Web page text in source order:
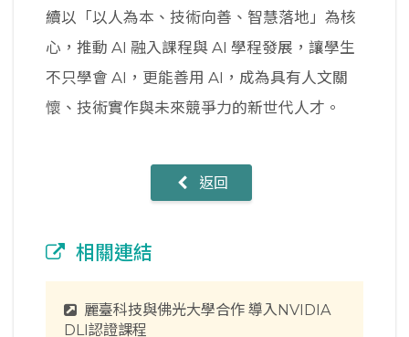
續以「以人為本、技術向善、智慧落地」為核
心，推動 AI 融入課程與 AI 學程發展，讓學生
不只學會 AI，更能善用 AI，成為具有人文關
懷、技術實作與未來競爭力的新世代人才。
返回
相關連結
麗臺科技與佛光大學合作 導入NVIDIA
DLI認證課程